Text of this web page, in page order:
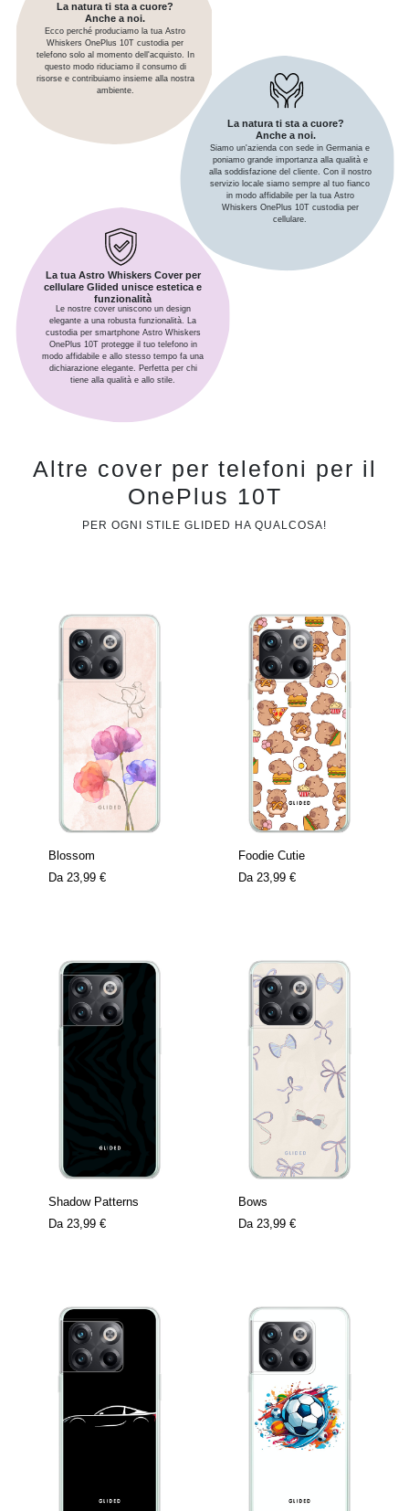
La natura ti sta a cuore?
Anche a noi.
Ecco perché produciamo la tua Astro
Whiskers OnePlus 10T custodia per
telefono solo al momento dell'acquisto. In
questo modo riduciamo il consumo di
risorse e contribuiamo insieme alla nostra
ambiente.
La natura ti sta a cuore?
Anche a noi.
Siamo un'azienda con sede in Germania e
poniamo grande importanza alla qualità e
alla soddisfazione del cliente. Con il nostro
servizio locale siamo sempre al tuo fianco
in modo affidabile per la tua Astro
Whiskers OnePlus 10T custodia per
cellulare.
La tua Astro Whiskers Cover per
cellulare Glided unisce estetica e
funzionalità
Le nostre cover uniscono un design
elegante a una robusta funzionalità. La
custodia per smartphone Astro Whiskers
OnePlus 10T protegge il tuo telefono in
modo affidabile e allo stesso tempo fa una
dichiarazione elegante. Perfetta per chi
tiene alla qualità e allo stile.
Altre cover per telefoni per il
OnePlus 10T
PER OGNI STILE GLIDED HA QUALCOSA!
Blossom
Da 23,99 €
Foodie Cutie
Da 23,99 €
Shadow Patterns
Da 23,99 €
Bows
Da 23,99 €